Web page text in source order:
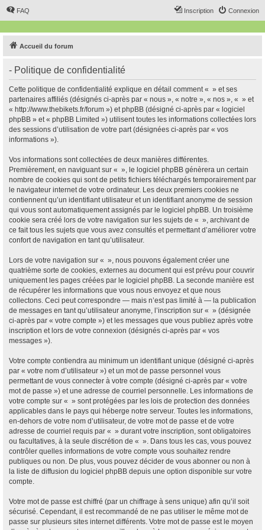
FAQ Connexion
Inscription
Accueil du forum
- Politique de confidentialité
Cette politique de confidentialité explique en détail comment « » et ses
partenaires affiliés (désignés ci-après par « nous », « notre », « nos », « » et
« http://www.thebikets.fr/forum ») et phpBB (désigné ci-après par « logiciel
phpBB » et « phpBB Limited ») utilisent toutes les informations collectées lors
des sessions d’utilisation de votre part (désignées ci-après par « vos
informations »).
Vos informations sont collectées de deux manières différentes.
Premièrement, en naviguant sur « », le logiciel phpBB génèrera un certain
nombre de cookies qui sont de petits fichiers téléchargés temporairement par
le navigateur internet de votre ordinateur. Les deux premiers cookies ne
contiennent qu’un identifiant utilisateur et un identifiant anonyme de session
qui vous sont automatiquement assignés par le logiciel phpBB. Un troisième
cookie sera créé lors de votre navigation sur les sujets de « », archivant de
ce fait tous les sujets que vous avez consultés et permettant d’améliorer votre
confort de navigation en tant qu’utilisateur.
Lors de votre navigation sur « », nous pouvons également créer une
quatrième sorte de cookies, externes au document qui est prévu pour couvrir
uniquement les pages créées par le logiciel phpBB. La seconde manière est
de récupérer les informations que vous nous envoyez et que nous
collectons. Ceci peut correspondre — mais n’est pas limité à — la publication
de messages en tant qu’utilisateur anonyme, l’inscription sur « » (désignée
ci-après par « votre compte ») et les messages que vous publiez après votre
inscription et lors de votre connexion (désignés ci-après par « vos
messages »).
Votre compte contiendra au minimum un identifiant unique (désigné ci-après
par « votre nom d’utilisateur ») et un mot de passe personnel vous
permettant de vous connecter à votre compte (désigné ci-après par « votre
mot de passe ») et une adresse de courriel personnelle. Les informations de
votre compte sur « » sont protégées par les lois de protection des données
applicables dans le pays qui héberge notre serveur. Toutes les informations,
en-dehors de votre nom d’utilisateur, de votre mot de passe et de votre
adresse de courriel requis par « » durant votre inscription, sont obligatoires
ou facultatives, à la seule discrétion de « ». Dans tous les cas, vous pouvez
contrôler quelles informations de votre compte vous souhaitez rendre
publiques ou non. De plus, vous pouvez décider de vous abonner ou non à
la liste de diffusion du logiciel phpBB depuis une option disponible sur votre
compte.
Votre mot de passe est chiffré (par un chiffrage à sens unique) afin qu’il soit
sécurisé. Cependant, il est recommandé de ne pas utiliser le même mot de
passe sur plusieurs sites internet différents. Votre mot de passe est le moyen